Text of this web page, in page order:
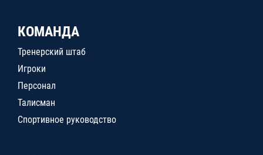
КОМАНДА
Тренерский штаб
Игроки
Персонал
Талисман
Спортивное руководство